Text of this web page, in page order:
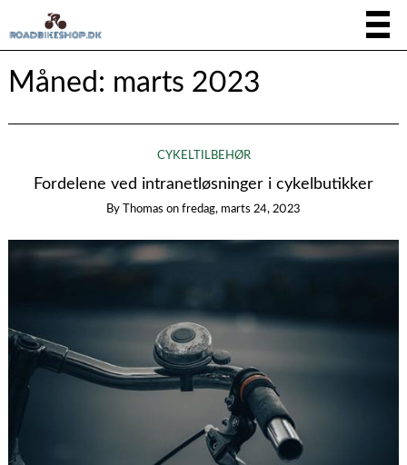
Måned: marts 2023
CYKELTILBEHØR
Fordelene ved intranetløsninger i cykelbutikker
By Thomas on fredag, marts 24, 2023